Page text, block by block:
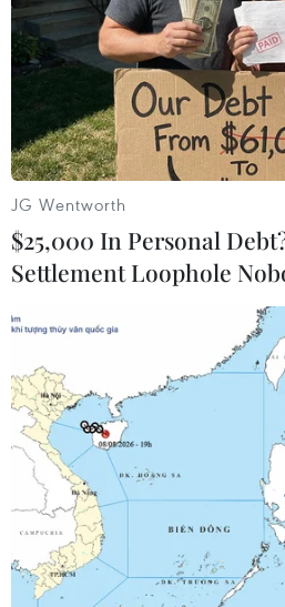
#Grab #Uber #Grab mua
#Dịch vụ gọi xe Grab
#Cục Cạnh tranh và bảo vệ người
Theo dõi VietnamPlus
TIN LIÊN QUAN
JG Wentworth
$25,000 In Personal
Settlement Loophole